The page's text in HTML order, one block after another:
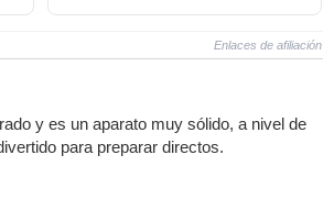
Enlaces de afiliación
y es un aparato muy sólido, a nivel de
para preparar directos.